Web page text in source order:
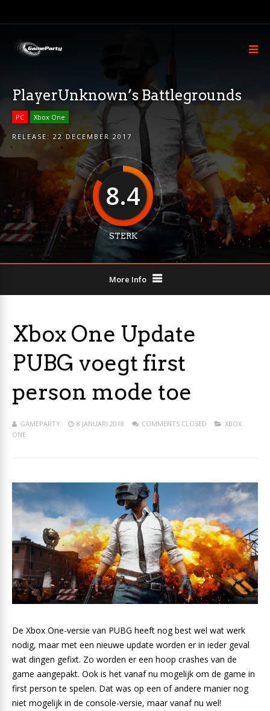
PlayerUnknown’s Battlegrounds
PC Xbox One
RELEASE: 22 DECEMBER 2017
8.4
STERK
More Info
Xbox One Update
PUBG voegt first
person mode toe
GAMEPARTY 8 JANUARI 2018 COMMENTS CLOSED
XBOX
ONE
De Xbox One-versie van PUBG heeft nog best wel wat werk
nodig, maar met een nieuwe update worden er in ieder geval
wat dingen gefixt. Zo worden er een hoop crashes van de
game aangepakt. Ook is het vanaf nu mogelijk om de game in
first person te spelen. Dat was op een of andere manier nog
niet mogelijk in de console-versie, maar vanaf nu wel!